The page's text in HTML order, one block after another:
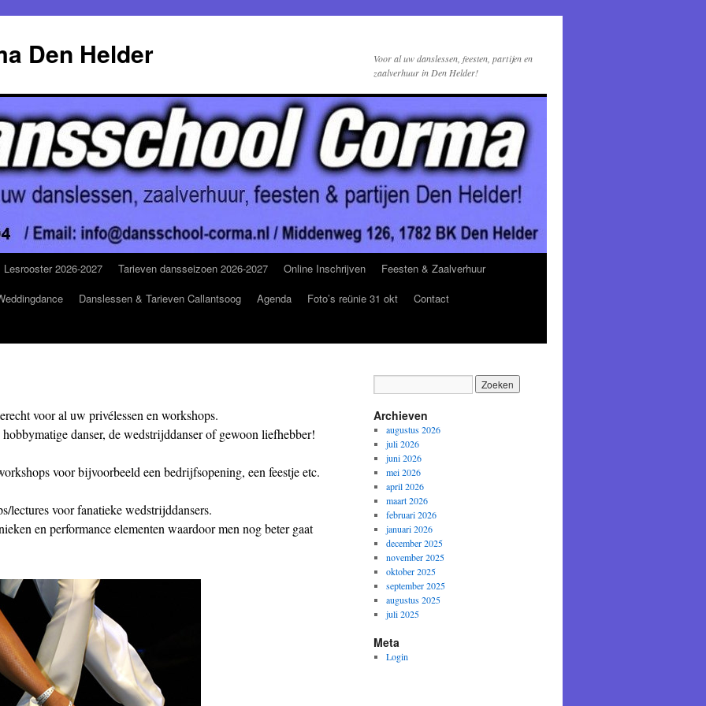
Den Helder
Voor al uw danslessen, feesten, partijen en
zaalverhuur in Den Helder!
Lesrooster 2026-2027 Tarieven dansseizoen 2026-2027 Online Inschrijven
Feesten & Zaalverhuur
Danslessen & Tarieven Callantsoog Agenda Foto’s reünie 31 okt
Contact
voor al uw privélessen en workshops.
danser, de wedstrijddanser of gewoon liefhebber!
voor bijvoorbeeld een bedrijfsopening, een feestje etc.
lectures voor fanatieke wedstrijddansers.
en performance elementen waardoor men nog beter gaat
Archieven
augustus 2026
juli 2026
juni 2026
mei 2026
april 2026
maart 2026
februari 2026
januari 2026
december 2025
november 2025
oktober 2025
september 2025
augustus 2025
juli 2025
Meta
Login